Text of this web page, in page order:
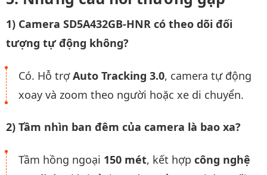
1) Camera SD5A432GB-HNR có theo dõi đối
tượng tự động không?
Có. Hỗ trợAuto Tracking 3.0, camera tự động
xoay và zoom theo người hoặc xe di chuyển.
2) Tầm nhìn ban đêm của camera là bao xa?
Tầm hồng ngoại 150 mét, kết hợp công nghệ